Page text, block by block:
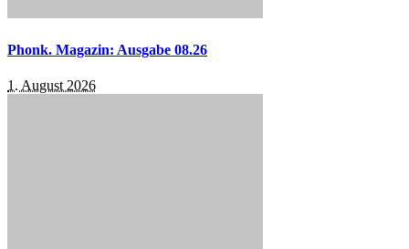
Phonk. Magazin: Ausgabe 08.26
1. August 2026